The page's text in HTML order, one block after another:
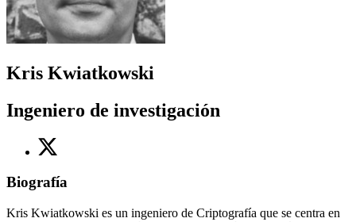
Kris Kwiatkowski
Ingeniero de investigación
Biografía
Kris Kwiatkowski es un ingeniero de Criptografía que se centra en